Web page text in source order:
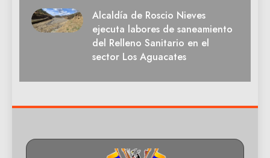
Alcaldía de Roscio Nieves
ejecuta labores de saneamiento
del Relleno Sanitario en el
sector Los Aguacates